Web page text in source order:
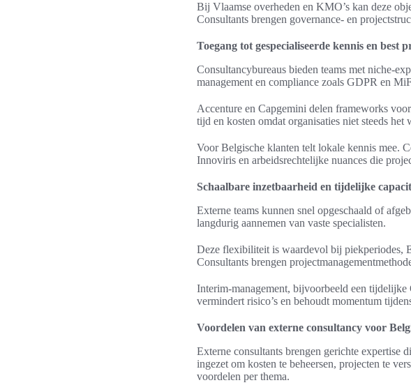
Bij Vlaamse overheden en KMO’s kan deze
Consultants brengen governance- en
Toegang tot gespecialiseerde kennis en best
Consultancybureaus bieden teams met niche-
management en compliance zoals GDPR en
Accenture en Capgemini delen frameworks
tijd en kosten omdat organisaties niet steeds
Voor Belgische klanten telt lokale kennis mee.
Innoviris en arbeidsrechtelijke nuances die
Schaalbare inzetbaarheid en tijdelijke
Externe teams kunnen snel opgeschaald of
langdurig aannemen van vaste specialisten.
Deze flexibiliteit is waardevol bij piekperiodes,
Consultants brengen
Interim-management, bijvoorbeeld een
vermindert risico’s en behoudt momentum
Voordelen van externe consultancy voor
Externe consultants brengen gerichte expertise
ingezet om kosten te beheersen, projecten te
voordelen per thema.